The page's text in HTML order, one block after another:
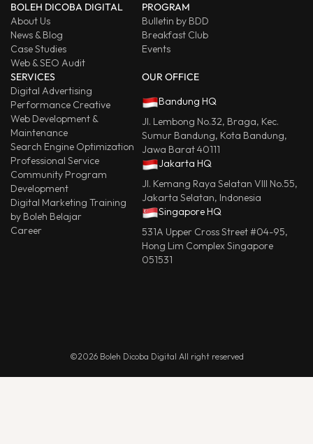
BOLEH DICOBA DIGITAL
About Us
News & Blog
Case Studies
Web & SEO Audit
PROGRAM
Bulletin by BDD
Breakfast Club
Events
SERVICES
Digital Advertising
Performance Creative
Web Development &
Maintenance
Search Engine Optimization
Professional Service
Community Program
Development
Digital Marketing Training
by Boleh Belajar
Career
OUR OFFICE
Bandung HQ
Jl. Lembong No.32, Braga, Kec.
Sumur Bandung, Kota Bandung,
Jawa Barat 40111
Jakarta HQ
Jl. Kemang Raya Selatan VIII No.55,
Jakarta Selatan, Indonesia
Singapore HQ
531A Upper Cross Street #04-95,
Hong Lim Complex Singapore
051531
©2026 Boleh Dicoba Digital All right reserved